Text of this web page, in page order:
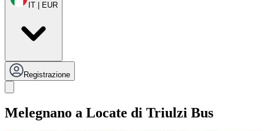
IT | EUR
Registrazione
Melegnano a Locate di Triulzi Bus